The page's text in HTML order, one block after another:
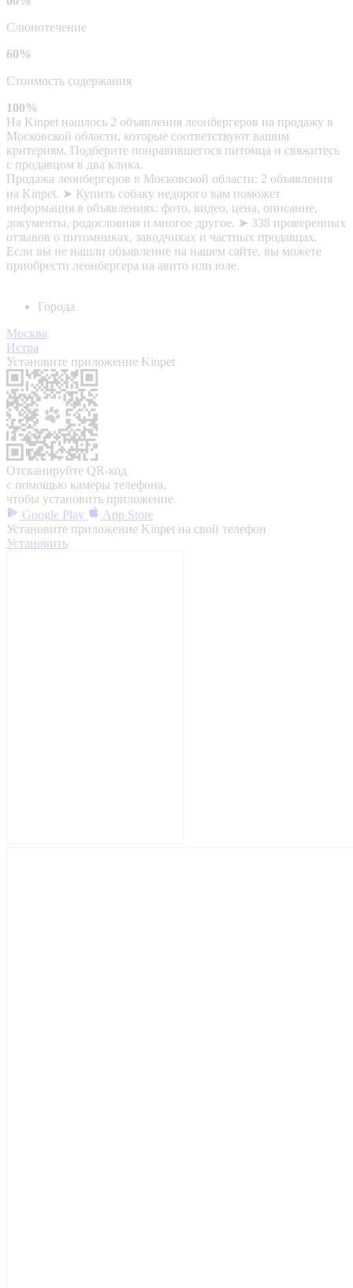
Слюнотечение
60%
Стоимость содержания
100%
На Kinpet нашлось 2 объявления леонбергеров на продажу в
Московской области, которые соответствуют вашим
критериям. Подберите понравившегося питомца и свяжитесь
с продавцом в два клика.
Продажа леонбергеров в Московской области: 2 объявления
на Kinpet. ➤ Купить собаку недорого вам поможет
информация в объявлениях: фото, видео, цена, описание,
документы, родословная и многое другое. ➤ 338 проверенных
отзывов о питомниках, заводчиках и частных продавцах.
Если вы не нашли объявление на нашем сайте, вы можете
приобрести леонбергера на авито или юле.
Города
Москва
Истра
Установите приложение Kinpet
Отсканируйте QR-код
с помощью камеры телефона,
чтобы установить приложение
Google Play
App Store
Установите приложение Kinpet на свой телефон
Установить